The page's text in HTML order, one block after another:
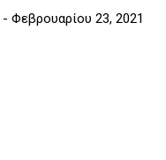
- Φεβρουαρίου 23, 2021